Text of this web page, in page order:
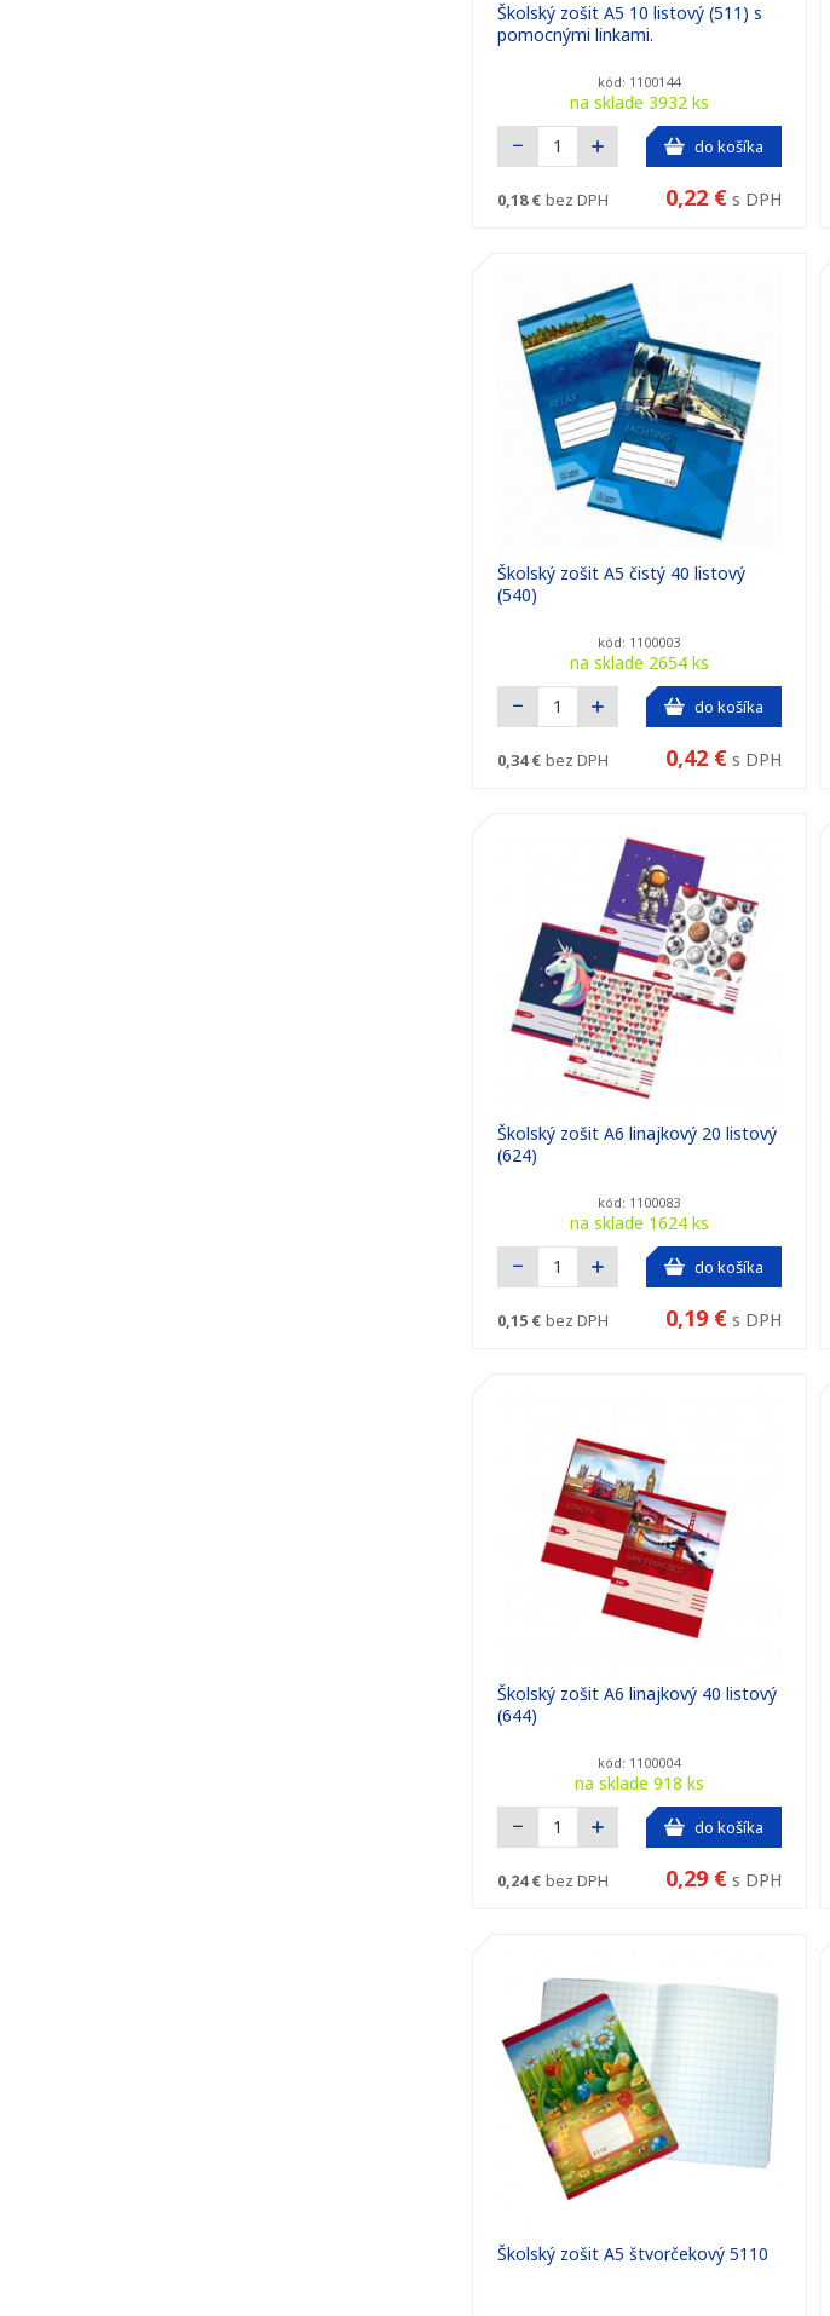
Školský zošit A5 10 listový (511) s
pomocnými linkami.
kód: 1100144
na sklade 3932 ks
do košíka
0,18 € bez DPH 0,22 € s DPH
Školský zošit A5 čistý 40 listový
(540)
kód: 1100003
na sklade 2654 ks
do košíka
0,34 € bez DPH 0,42 € s DPH
Školský zošit A6 linajkový 20 listový
(624)
kód: 1100083
na sklade 1624 ks
do košíka
0,15 € bez DPH 0,19 € s DPH
Školský zošit A6 linajkový 40 listový
(644)
kód: 1100004
na sklade 918 ks
do košíka
0,24 € bez DPH 0,29 € s DPH
Školský zošit A5 štvorčekový 5110